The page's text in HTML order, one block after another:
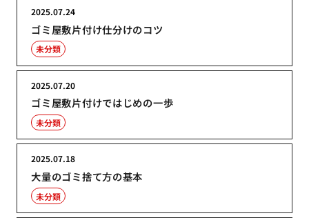
ゴミ屋敷片付け仕分けのコツ
2025.07.24
未分類
ゴミ屋敷片付けではじめの一歩
2025.07.20
未分類
大量のゴミ捨て方の基本
2025.07.18
未分類